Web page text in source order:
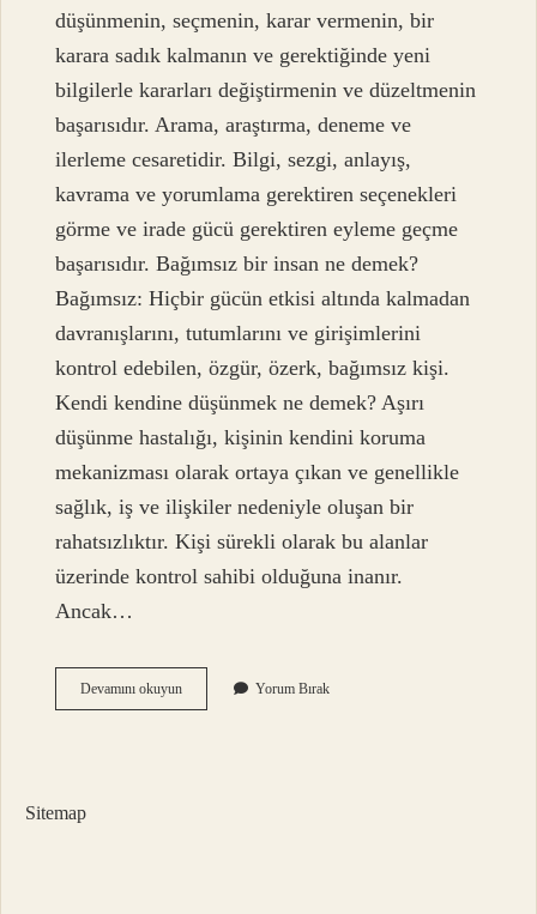
düşünmenin, seçmenin, karar vermenin, bir
karara sadık kalmanın ve gerektiğinde yeni
bilgilerle kararları değiştirmenin ve düzeltmenin
başarısıdır. Arama, araştırma, deneme ve
ilerleme cesaretidir. Bilgi, sezgi, anlayış,
kavrama ve yorumlama gerektiren seçenekleri
görme ve irade gücü gerektiren eyleme geçme
başarısıdır. Bağımsız bir insan ne demek?
Bağımsız: Hiçbir gücün etkisi altında kalmadan
davranışlarını, tutumlarını ve girişimlerini
kontrol edebilen, özgür, özerk, bağımsız kişi.
Kendi kendine düşünmek ne demek? Aşırı
düşünme hastalığı, kişinin kendini koruma
mekanizması olarak ortaya çıkan ve genellikle
sağlık, iş ve ilişkiler nedeniyle oluşan bir
rahatsızlıktır. Kişi sürekli olarak bu alanlar
üzerinde kontrol sahibi olduğuna inanır.
Ancak…
Devamını okuyunBağımsız
Düşünmek
Yorum Bırak
Sitemap